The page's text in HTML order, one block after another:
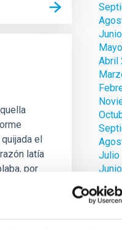
el
latía
por
Abril
Julio
Abril